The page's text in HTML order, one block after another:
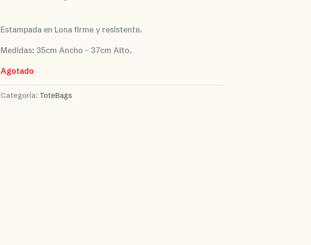
Estampada en Lona firme y resistente.
Medidas: 35cm Ancho – 37cm Alto.
Agotado
Categoría: ToteBags